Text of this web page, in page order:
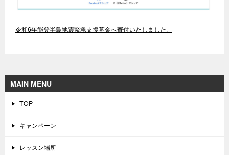
令和6年能登半島地震緊急支援募金へ寄付いたしました。
MAIN MENU
TOP
キャンペーン
レッスン場所